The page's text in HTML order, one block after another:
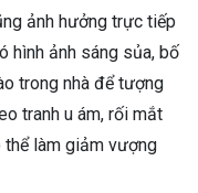
ảnh hưởng trực tiếp
hình ảnh sáng sủa, bố
trong nhà để tượng
tranh u ám, rối mắt
làm giảm vượng